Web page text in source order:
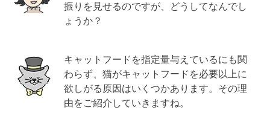
振りを見せるのですが、どうしてなんでし
ょうか？
キャットフードを指定量与えているにも関
わらず、猫がキャットフードを必要以上に
欲しがる原因はいくつかあります。その理
由をご紹介していきますね。